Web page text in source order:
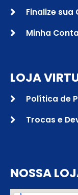
Finalize sua
Minha Conta
LOJA
Política de
Trocas e
NOSSA